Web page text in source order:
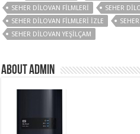
SEHER DILOVAN FILMLERI
SEHER
SEHER DILOVAN FILMLERI IZLE
SEHER DILOVAN YEŞILÇAM
About Admin